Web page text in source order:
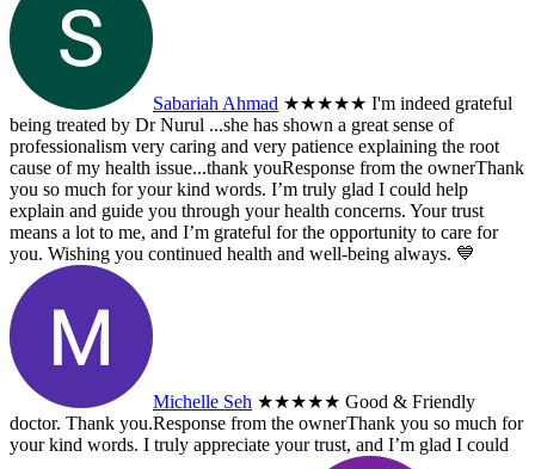
Sabariah Ahmad ★★★★★ I'm indeed grateful
being treated by Dr Nurul ...she has shown a great sense of
professionalism very caring and very patience explaining the root
cause of my health issue...thank youResponse from the ownerThank
you so much for your kind words. I’m truly glad I could help
explain and guide you through your health concerns. Your trust
means a lot to me, and I’m grateful for the opportunity to care for
you. Wishing you continued health and well-being always. 💙
Michelle Seh ★★★★★ Good & Friendly
doctor. Thank you.Response from the ownerThank you so much for
your kind words. I truly appreciate your trust, and I’m glad I could